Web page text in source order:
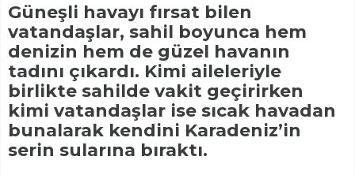
Güneşli havayı fırsat bilen
vatandaşlar, sahil boyunca hem
denizin hem de güzel havanın
tadını çıkardı. Kimi aileleriyle
birlikte sahilde vakit geçirirken
kimi vatandaşlar ise sıcak havadan
bunalarak kendini Karadeniz’in
serin sularına bıraktı.